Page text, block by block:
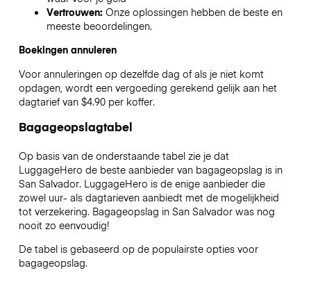
Vertrouwen: Onze oplossingen hebben de beste en
meeste beoordelingen.
Boekingen annuleren
Voor annuleringen op dezelfde dag of als je niet komt
opdagen, wordt een vergoeding gerekend gelijk aan het
dagtarief van $4.90 per koffer.
Bagageopslagtabel
Op basis van de onderstaande tabel zie je dat
LuggageHero de beste aanbieder van bagageopslag is in
San Salvador. LuggageHero is de enige aanbieder die
zowel uur- als dagtarieven aanbiedt met de mogelijkheid
tot verzekering. Bagageopslag in San Salvadorwas nog
nooit zo eenvoudig!
De tabel is gebaseerd op de populairste opties voor
bagageopslag.